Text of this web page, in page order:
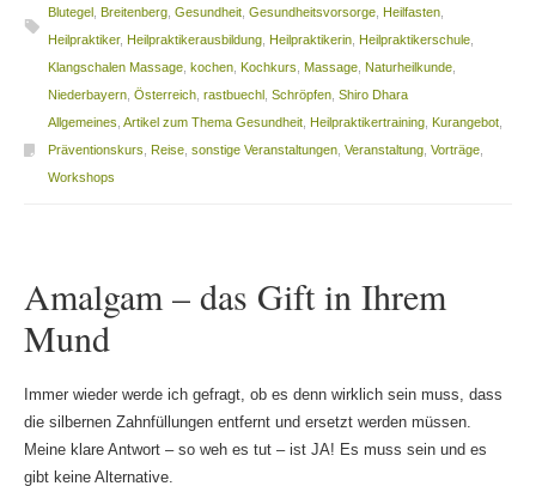
Blutegel , Breitenberg, Gesundheit, Gesundheitsvorsorge, Heilfasten,
Heilpraktiker, Heilpraktikerausbildung, Heilpraktikerin, Heilpraktikerschule,
Klangschalen Massage, kochen, Kochkurs, Massage, Naturheilkunde,
Niederbayern, Österreich, rastbuechl , Schröpfen, Shiro Dhara
Allgemeines, Artikel zum Thema Gesundheit, Heilpraktikertraining, Kurangebot,
Präventionskurs, Reise, sonstige Veranstaltungen, Veranstaltung, Vorträge,
Workshops
Amalgam – das Gift in Ihrem
Mund
Immer wieder werde ich gefragt, ob es denn wirklich sein muss, dass
die silbernen Zahnfüllungen entfernt und ersetzt werden müssen.
Meine klare Antwort – so weh es tut – ist JA! Es muss sein und es
gibt keine Alternative.